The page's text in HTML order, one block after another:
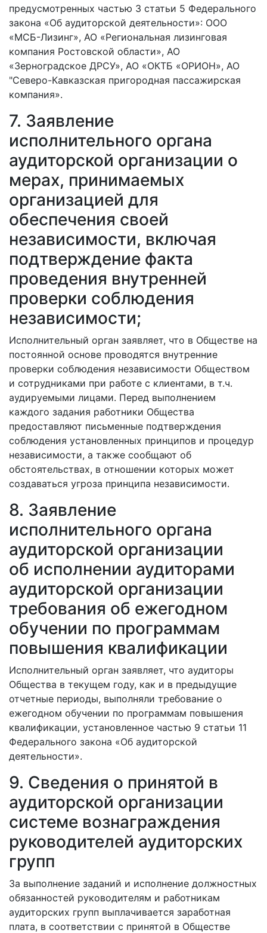
предусмотренных частью 3 статьи 5 Федерального
закона «Об аудиторской деятельности»: ООО
«МСБ-Лизинг», АО «Региональная лизинговая
компания Ростовской области», АО
«Зерноградское ДРСУ», АО «ОКТБ «ОРИОН», АО
"Северо-Кавказская пригородная пассажирская
компания».
7. Заявление
исполнительного органа
аудиторской организации о
мерах, принимаемых
организацией для
обеспечения своей
независимости, включая
подтверждение факта
проведения внутренней
проверки соблюдения
независимости;
Исполнительный орган заявляет, что в Обществе на
постоянной основе проводятся внутренние
проверки соблюдения независимости Обществом
и сотрудниками при работе с клиентами, в т.ч.
аудируемыми лицами. Перед выполнением
каждого задания работники Общества
предоставляют письменные подтверждения
соблюдения установленных принципов и процедур
независимости, а также сообщают об
обстоятельствах, в отношении которых может
создаваться угроза принципа независимости.
8. Заявление
исполнительного органа
аудиторской организации
об исполнении аудиторами
аудиторской организации
требования об ежегодном
обучении по программам
повышения квалификации
Исполнительный орган заявляет, что аудиторы
Общества в текущем году, как и в предыдущие
отчетные периоды, выполняли требование о
ежегодном обучении по программам повышения
квалификации, установленное частью 9 статьи 11
Федерального закона «Об аудиторской
деятельности».
9. Сведения о принятой в
аудиторской организации
системе вознаграждения
руководителей аудиторских
групп
За выполнение заданий и исполнение должностных
обязанностей руководителям и работникам
аудиторских групп выплачивается заработная
плата, в соответствии с принятой в Обществе